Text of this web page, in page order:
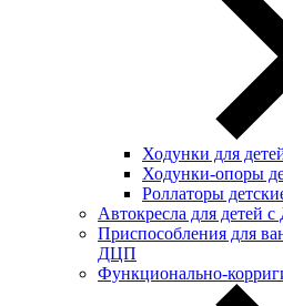
Ходунки для
Ходунки-опоры
Роллаторы
Автокресла для детей
Приспособления для
ДЦП
Функционально-